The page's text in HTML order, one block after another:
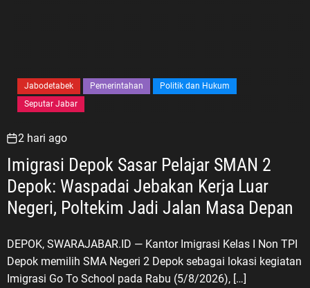
Jabodetabek Pemerintahan
Politik dan Hukum
Seputar Jabar
2 hari ago
Imigrasi Depok Sasar Pelajar SMAN 2
Depok: Waspadai Jebakan Kerja Luar
DEPOK, SWARAJABAR.ID — Kantor Imigrasi Kelas I Non TPI
Depok memilih SMA Negeri 2 Depok sebagai lokasi kegiatan
Imigrasi Go To School pada Rabu (5/8/2026), […]